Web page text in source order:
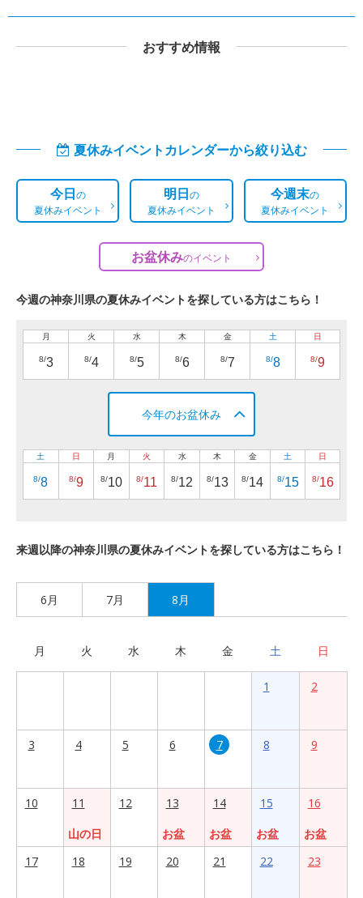
おすすめ情報
夏休みイベントカレンダーから絞り込む
今日の
夏休みイベント
明日の
夏休みイベント
今週末の
夏休みイベント
お盆休みのイベント
今週の神奈川県の夏休みイベントを探している方はこちら！
月
8/3
火
8/4
水
8/5
木
8/6
金
8/7
土
8/8
日
8/9
今年のお盆休み
土
8/8
日
8/9
月
8/10
火
8/11
水
8/12
木
8/13
金
8/14
土
8/15
日
8/16
来週以降の神奈川県の夏休みイベントを探している方はこちら！
6月 7月 8月
月 火 水 木 金 土 日
1 2
3 4 5 6 7 8 9
10
11
山の日
12
13
お盆
14
お盆
15
お盆
16
お盆
17
18 19 20 21 22 23